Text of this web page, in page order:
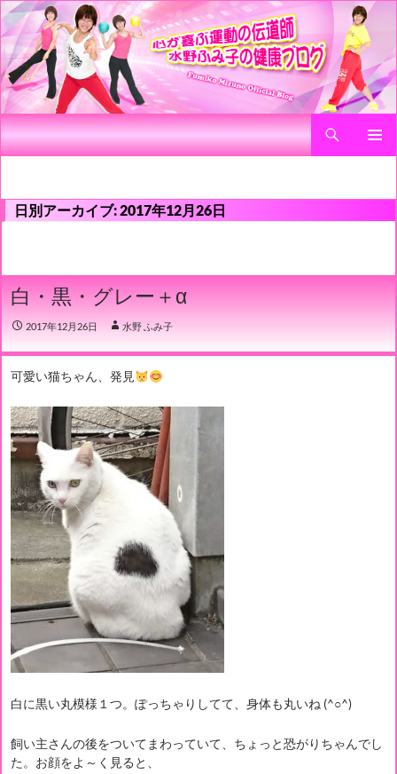
心が喜ぶ運動の伝道師 水野ふみ子の健康ブログ
検
索
コ
ン
ツ
キ
ッ
プ
日別アーカイブ: 2017年12月26日
白・黒・グレー＋α
2017年12月26日 水野 ふみ子
可愛い猫ちゃん、発見
白に黒い丸模様１つ。ぽっちゃりしてて、身体も丸いね (^○^)
飼い主さんの後をついてまわっていて、ちょっと恐がりちゃんでし
た。お顔をよ～く見ると、